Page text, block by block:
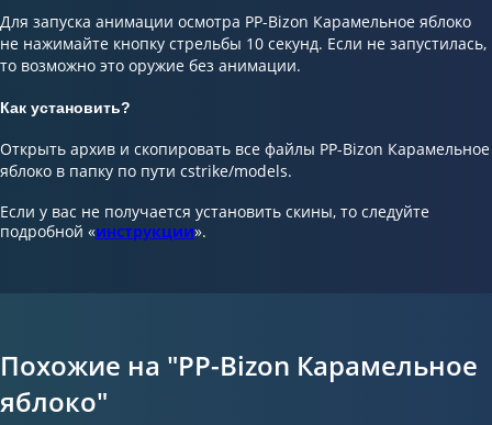
Для запуска анимации осмотра PP-Bizon Карамельное яблоко
не нажимайте кнопку стрельбы 10 секунд. Если не запустилась,
то возможно это оружие без анимации.
Как установить?
Открыть архив и скопировать все файлы PP-Bizon Карамельное
яблоко в папку по пути cstrike/models.
Если у вас не получается установить скины, то следуйте
подробной «инструкции».
Похожие на "PP-Bizon Карамельное
яблоко"